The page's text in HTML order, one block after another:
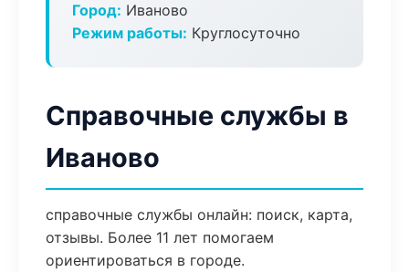
Город: Иваново
Режим работы: Круглосуточно
Справочные службы в
Иваново
справочные службы онлайн: поиск, карта,
отзывы. Более 11 лет помогаем
ориентироваться в городе.